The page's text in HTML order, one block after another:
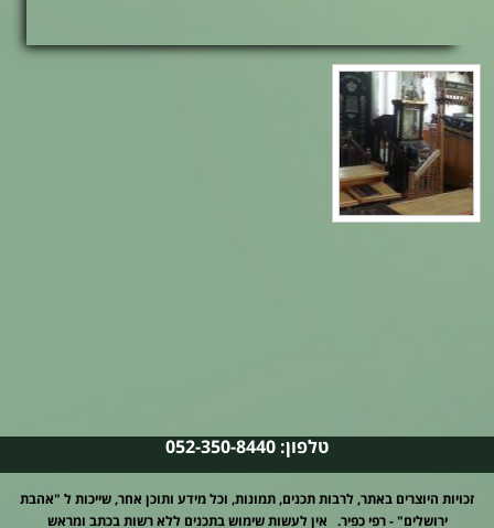
טלפון: 052-350-8440
זכויות היוצרים באתר, לרבות תכנים, תמונות, וכל מידע ותוכן אחר, שייכות ל "אהבת
ירושלים" - רפי כפיר. אין לעשות שימוש בתכנים ללא רשות בכתב ומראש